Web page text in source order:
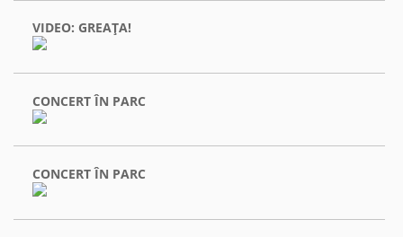
VIDEO: GREAŢA!
CONCERT ÎN PARC
CONCERT ÎN PARC